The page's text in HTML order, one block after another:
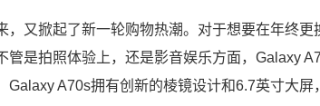
，又掀起了新一轮购物热潮。对于想要在年终
管是拍照体验上，还是影音娱乐方面，Galaxy
Galaxy A70s拥有创新的棱镜设计和6.7英寸大屏